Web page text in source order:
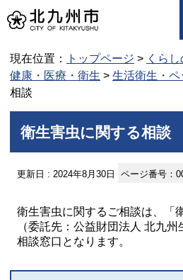
現在位置： トップページ > くら
健康・医療・衛生 > 生活衛生・ペ
相談
衛生害虫に関する相談
更新日 : 2024年8月30日 ページ番号：
衛生害虫に関するご相談は、「
（委託先：公益財団法人 北九
相談窓口となります。